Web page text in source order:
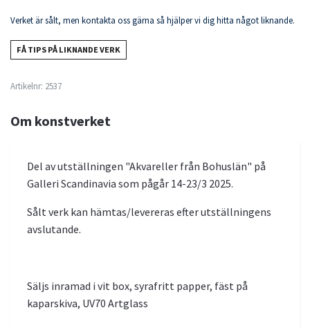
Verket är sålt, men kontakta oss gärna så hjälper vi dig hitta något liknande.
FÅ TIPS PÅ LIKNANDE VERK
Artikelnr: 2537
Om konstverket
Del av utställningen "Akvareller från Bohuslän" på
Galleri Scandinavia som pågår 14-23/3 2025.
Sålt verk kan hämtas/levereras efter utställningens
avslutande.
Säljs inramad i vit box, syrafritt papper, fäst på
kaparskiva, UV70 Artglass